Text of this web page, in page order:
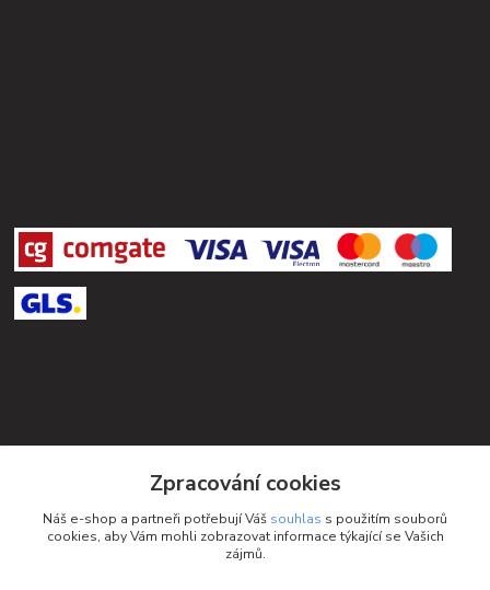
+420 732 552 122
Zpracování cookies
Náš e-shop a partneři potřebují Váš souhlas s použitím souborů
cookies, aby Vám mohli zobrazovat informace týkající se Vašich
zájmů.